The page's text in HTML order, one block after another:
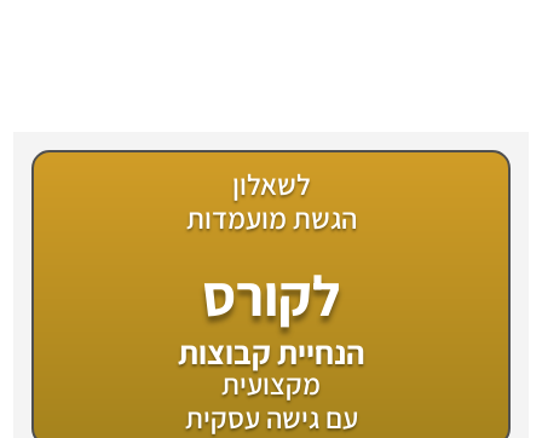
לשאלון
הגשת מועמדות
לקורס
הנחיית קבוצות
מקצועית
עם גישה עסקית